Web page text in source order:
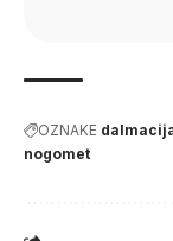
OZNAKE
nogomet